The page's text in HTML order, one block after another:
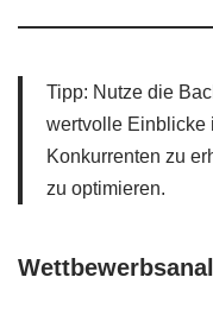
Tipp: Nutze die
wertvolle Einblicke
Konkurrenten zu
zu optimieren.